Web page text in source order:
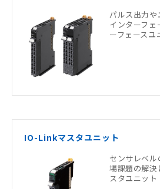
パルス出力
インターフェ
ーフェースユ
IO-Linkマスタユニット
センサレベ
場課題の解
スタユニット